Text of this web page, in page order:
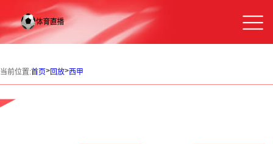
当前位置:首页>回放>西甲